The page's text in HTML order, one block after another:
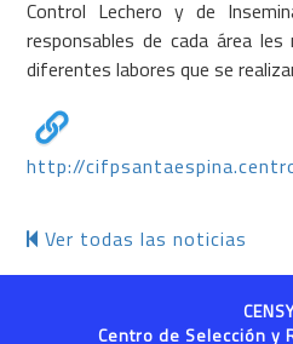
Control Lechero y de
responsables de cada área
diferentes labores que se
http://
Ver todas las noticias
Centro de Selección y